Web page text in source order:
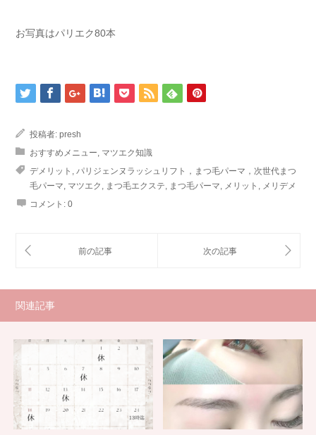
お写真はパリエク80本
投稿者: presh
おすすめメニュー, マツエク知識
デメリット , パリジェンヌラッシュリフト，まつ毛パーマ，次世代まつ
毛パーマ, マツエク , まつ毛エクステ, まつ毛パーマ, メリット , メリデメ
コメント: 0
関連記事